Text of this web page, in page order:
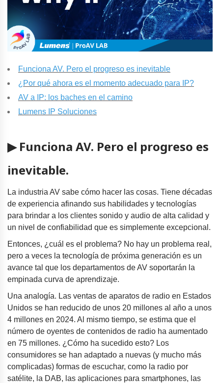
Funciona AV. Pero el progreso es inevitable
¿Por qué ahora es el momento adecuado para IP?
AV a IP: los baches en el camino
Lumens IP Soluciones
▶ Funciona AV. Pero el progreso es
inevitable.
La industria AV sabe cómo hacer las cosas. Tiene décadas
de experiencia afinando sus habilidades y tecnologías
para brindar a los clientes sonido y audio de alta calidad y
un nivel de confiabilidad que es simplemente excepcional.
Entonces, ¿cuál es el problema? No hay un problema real,
pero a veces la tecnología de próxima generación es un
avance tal que los departamentos de AV soportarán la
empinada curva de aprendizaje.
Una analogía. Las ventas de aparatos de radio en Estados
Unidos se han reducido de unos 20 millones al año a unos
4 millones en 2024. Al mismo tiempo, se estima que el
número de oyentes de contenidos de radio ha aumentado
en 75 millones. ¿Cómo ha sucedido esto? Los
consumidores se han adaptado a nuevas (y mucho más
complicadas) formas de escuchar, como la radio por
satélite, la DAB, las aplicaciones para smartphones, las